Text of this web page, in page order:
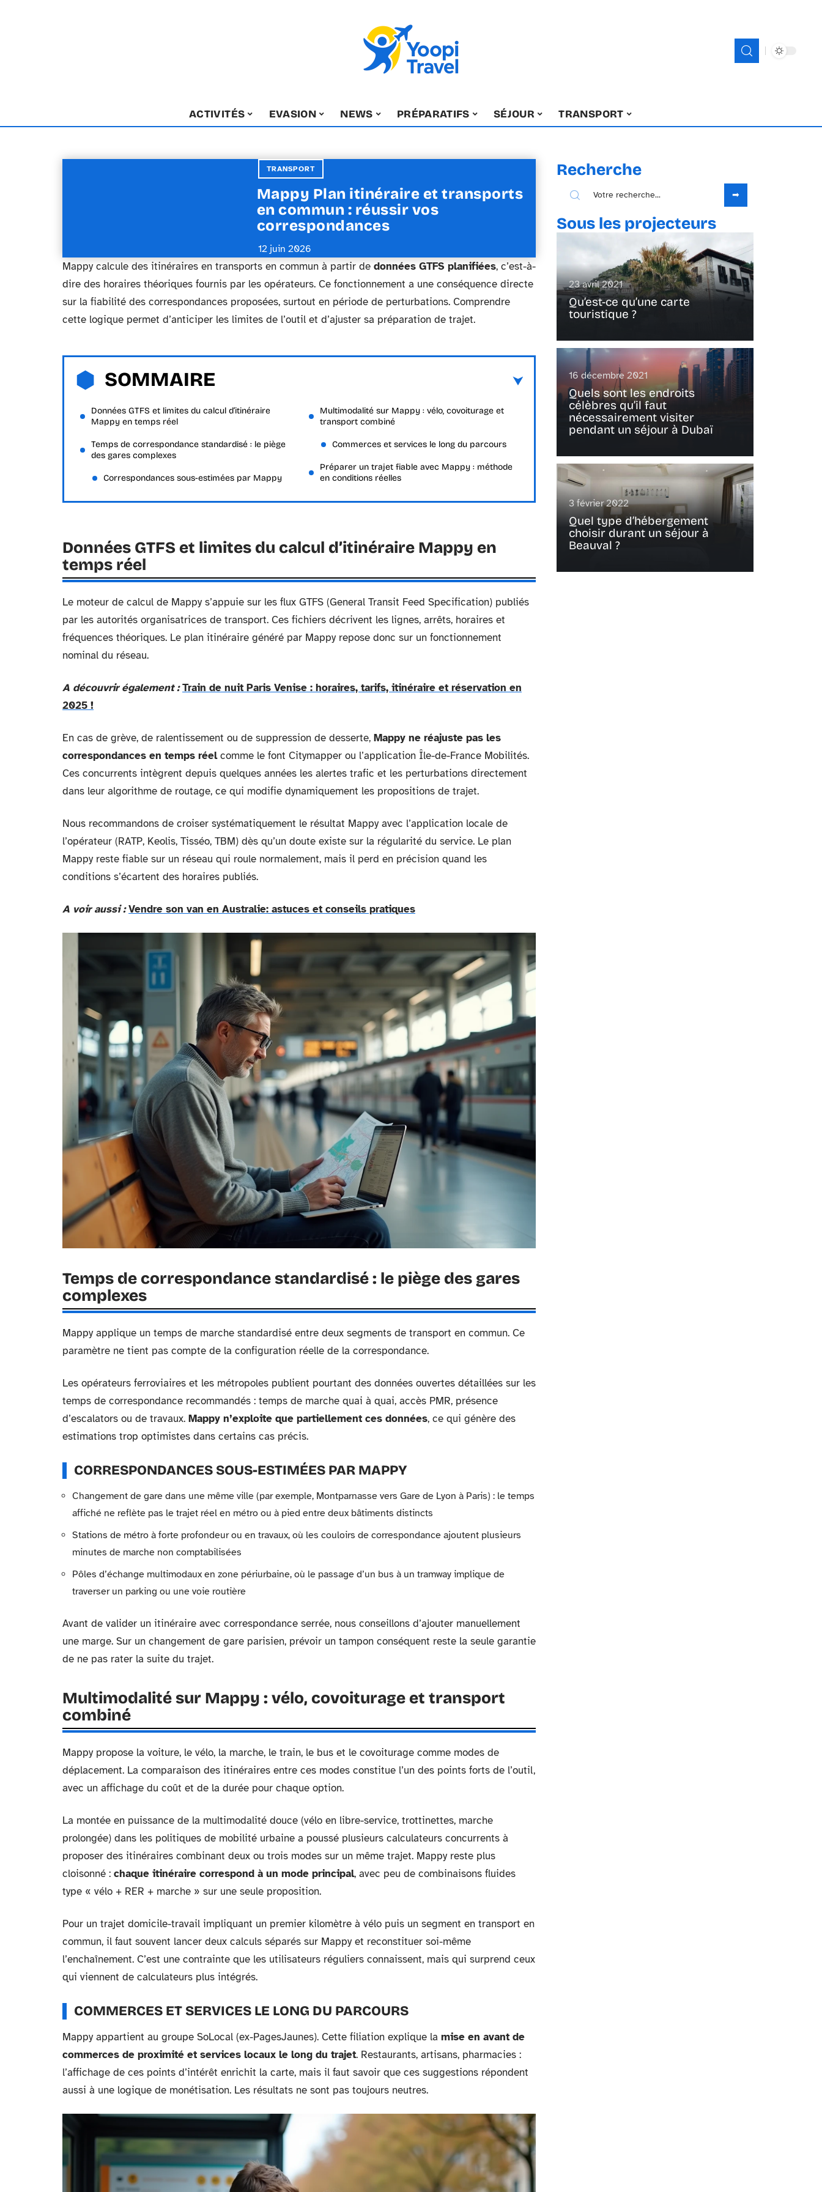
ACTIVITÉS EVASION NEWS PRÉPARATIFS SÉJOUR TRANSPORT
TRANSPORT
Mappy Plan itinéraire et transports
en commun : réussir vos
correspondances
12 juin 2026
Mappy calcule des itinéraires en transports en commun à partir de données GTFS planifiées, c’est-à-
dire des horaires théoriques fournis par les opérateurs. Ce fonctionnement a une conséquence directe
sur la fiabilité des correspondances proposées, surtout en période de perturbations. Comprendre
cette logique permet d’anticiper les limites de l’outil et d’ajuster sa préparation de trajet.
SOMMAIRE
Données GTFS et limites du calcul d’itinéraire
Mappy en temps réel
Temps de correspondance standardisé : le piège
des gares complexes
Correspondances sous-estimées par Mappy
Multimodalité sur Mappy : vélo, covoiturage et
transport combiné
Commerces et services le long du parcours
Préparer un trajet fiable avec Mappy : méthode
en conditions réelles
Données GTFS et limites du calcul d’itinéraire Mappy en
temps réel
Le moteur de calcul de Mappy s’appuie sur les flux GTFS (General Transit Feed Specification) publiés
par les autorités organisatrices de transport. Ces fichiers décrivent les lignes, arrêts, horaires et
fréquences théoriques. Le plan itinéraire généré par Mappy repose donc sur un fonctionnement
nominal du réseau.
A découvrir également : Train de nuit Paris Venise : horaires, tarifs, itinéraire et réservation en
2025 !
En cas de grève, de ralentissement ou de suppression de desserte, Mappy ne réajuste pas les
correspondances en temps réelcomme le font Citymapper ou l’application Île-de-France Mobilités.
Ces concurrents intègrent depuis quelques années les alertes trafic et les perturbations directement
dans leur algorithme de routage, ce qui modifie dynamiquement les propositions de trajet.
Nous recommandons de croiser systématiquement le résultat Mappy avec l’application locale de
l’opérateur (RATP, Keolis, Tisséo, TBM) dès qu’un doute existe sur la régularité du service. Le plan
Mappy reste fiable sur un réseau qui roule normalement, mais il perd en précision quand les
conditions s’écartent des horaires publiés.
A voir aussi : Vendre son van en Australie: astuces et conseils pratiques
Temps de correspondance standardisé : le piège des gares
complexes
Mappy applique un temps de marche standardisé entre deux segments de transport en commun. Ce
paramètre ne tient pas compte de la configuration réelle de la correspondance.
Les opérateurs ferroviaires et les métropoles publient pourtant des données ouvertes détaillées sur les
temps de correspondance recommandés : temps de marche quai à quai, accès PMR, présence
d’escalators ou de travaux. Mappy n’exploite que partiellement ces données, ce qui génère des
estimations trop optimistes dans certains cas précis.
CORRESPONDANCES SOUS-ESTIMÉES PAR MAPPY
Changement de gare dans une même ville (par exemple, Montparnasse vers Gare de Lyon à Paris) : le temps
affiché ne reflète pas le trajet réel en métro ou à pied entre deux bâtiments distincts
Stations de métro à forte profondeur ou en travaux, où les couloirs de correspondance ajoutent plusieurs
minutes de marche non comptabilisées
Pôles d’échange multimodaux en zone périurbaine, où le passage d’un bus à un tramway implique de
traverser un parking ou une voie routière
Avant de valider un itinéraire avec correspondance serrée, nous conseillons d’ajouter manuellement
une marge. Sur un changement de gare parisien, prévoir un tampon conséquent reste la seule garantie
de ne pas rater la suite du trajet.
Multimodalité sur Mappy : vélo, covoiturage et transport
combiné
Mappy propose la voiture, le vélo, la marche, le train, le bus et le covoiturage comme modes de
déplacement. La comparaison des itinéraires entre ces modes constitue l’un des points forts de l’outil,
avec un affichage du coût et de la durée pour chaque option.
La montée en puissance de la multimodalité douce (vélo en libre-service, trottinettes, marche
prolongée) dans les politiques de mobilité urbaine a poussé plusieurs calculateurs concurrents à
proposer des itinéraires combinant deux ou trois modes sur un même trajet. Mappy reste plus
cloisonné : chaque itinéraire correspond à un mode principal, avec peu de combinaisons fluides
type « vélo + RER + marche » sur une seule proposition.
Pour un trajet domicile-travail impliquant un premier kilomètre à vélo puis un segment en transport en
commun, il faut souvent lancer deux calculs séparés sur Mappy et reconstituer soi-même
l’enchaînement. C’est une contrainte que les utilisateurs réguliers connaissent, mais qui surprend ceux
qui viennent de calculateurs plus intégrés.
COMMERCES ET SERVICES LE LONG DU PARCOURS
Mappy appartient au groupe SoLocal (ex-PagesJaunes). Cette filiation explique la mise en avant de
commerces de proximité et services locaux le long du trajet. Restaurants, artisans, pharmacies :
l’affichage de ces points d’intérêt enrichit la carte, mais il faut savoir que ces suggestions répondent
aussi à une logique de monétisation. Les résultats ne sont pas toujours neutres.
Recherche
Sous les projecteurs
23 avril 2021
Qu’est-ce qu’une carte
touristique ?
16 décembre 2021
Quels sont les endroits
célèbres qu’il faut
nécessairement visiter
pendant un séjour à Dubaï
3 février 2022
Quel type d’hébergement
choisir durant un séjour à
Beauval ?